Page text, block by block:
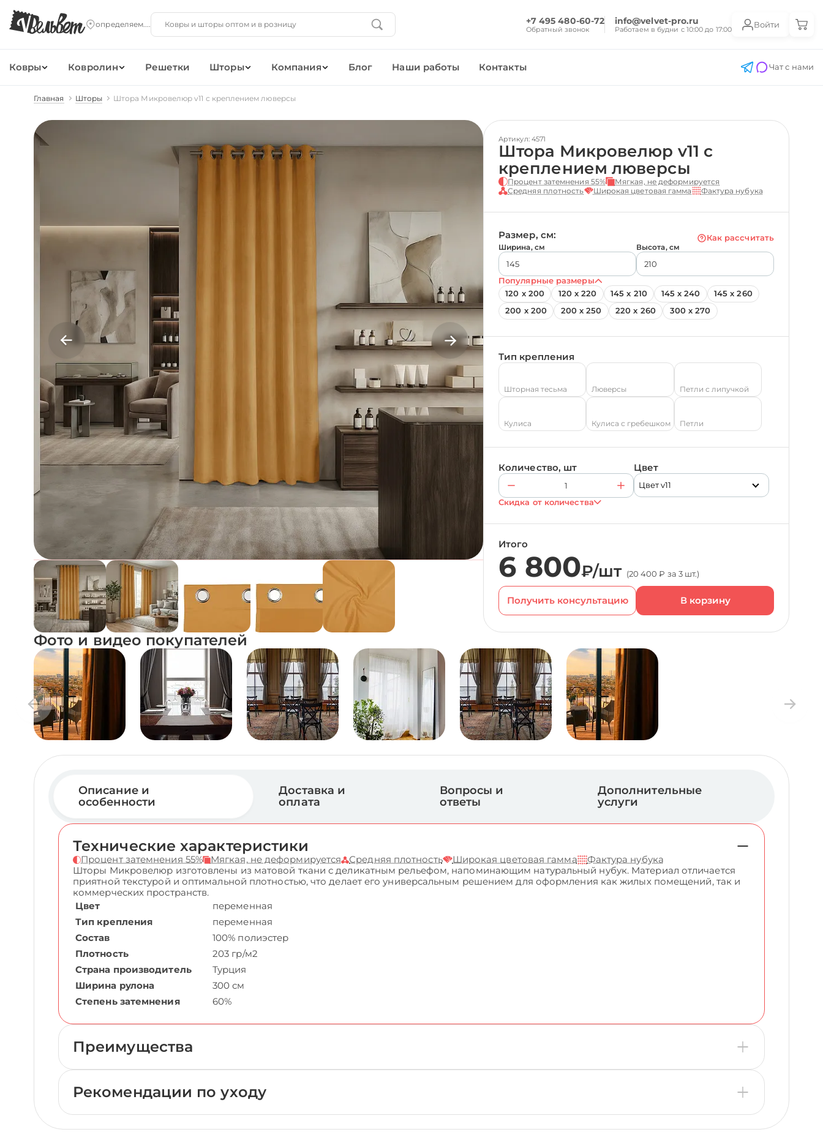
+7 495 480-60-72
Обратный звонок
info@velvet-pro.ru
Работаем в будни с 10:00 до 17:00
Войти
Ковры Ковролин Решетки Шторы Компания Блог Наши работы Контакты Чат с нами
Главная Шторы Штора Микровелюр v11 с креплением люверсы
Артикул: 4571
Штора Микровелюр v11 с
креплением люверсы
Процент затемнения 55%
Мягкая, не деформируется
Средняя плотность
Широкая цветовая гамма Фактура нубука
Размер, см: Как рассчитать
Ширина, см Высота, см
Популярные размеры
120 х 200
120 х 220 145 х 210 145 х 240
145 х 260
200 х 200
200 х 250 220 х 260 300 х 270
Тип крепления
Шторная тесьма Люверсы Петли с липучкой
Кулиса Кулиса с гребешком Петли
Количество, шт Цвет
Цвет v11
Скидка от количества
Итого
6 800₽/шт (20 400 ₽ за 3 шт.)
Получить консультацию
Фото и видео покупателей
Описание и
особенности
Доставка и
оплата
Вопросы и
ответы
Дополнительные
услуги
Технические характеристики
Процент затемнения 55% Мягкая, не деформируется Средняя плотность Широкая цветовая гамма
Фактура нубука
Шторы Микровелюр изготовлены из матовой ткани с деликатным рельефом, напоминающим натуральный нубук. Материал отличается
приятной текстурой и оптимальной плотностью, что делает его универсальным решением для оформления как жилых помещений, так и
коммерческих пространств.
Цвет
переменная
Тип крепления
переменная
Состав
100% полиэстер
Плотность
203 гр/м2
Страна производитель
Турция
Ширина рулона
300 см
Степень затемнения
60%
Преимущества
Рекомендации по уходу